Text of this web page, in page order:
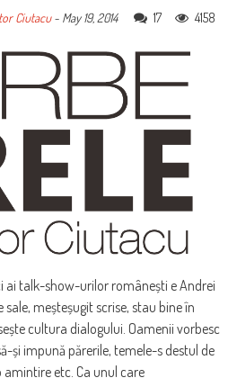
Ciutacu- May 19, 2014 17 4158
ai talk-show-urilor românești e Andrei
meșteșugit scrise, stau bine în
cultura dialogului. Oamenii vorbesc
și impună părerile, temele-s destul de
etc. Ca unul care